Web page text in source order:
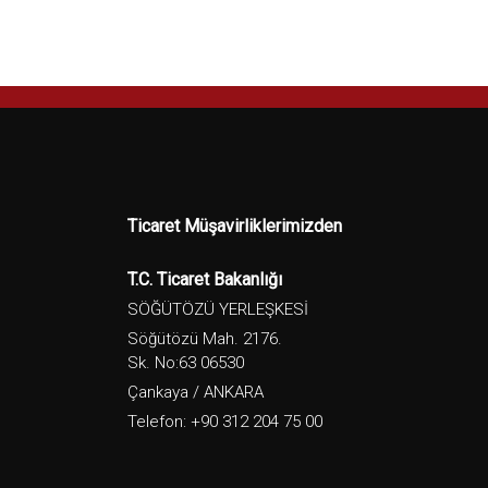
Ticaret Müşavirliklerimizden
T.C. Ticaret Bakanlığı
SÖĞÜTÖZÜ YERLEŞKESİ
Söğütözü Mah. 2176.
Sk. No:63 06530
Çankaya / ANKARA
Telefon: +90 312 204 75 00